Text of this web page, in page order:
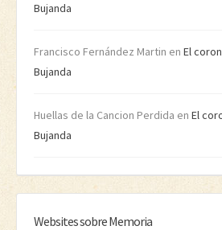
Bujanda
Francisco Fernández Martin en El
Bujanda
Huellas de la Cancion Perdida en El
Bujanda
Websites sobre Memoria